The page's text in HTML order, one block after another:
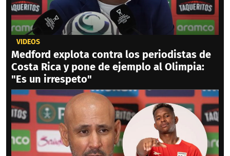
VIDEOS
Medford explota contra los periodistas de
Costa Rica y pone de ejemplo al Olimpia:
"Es un irrespeto"